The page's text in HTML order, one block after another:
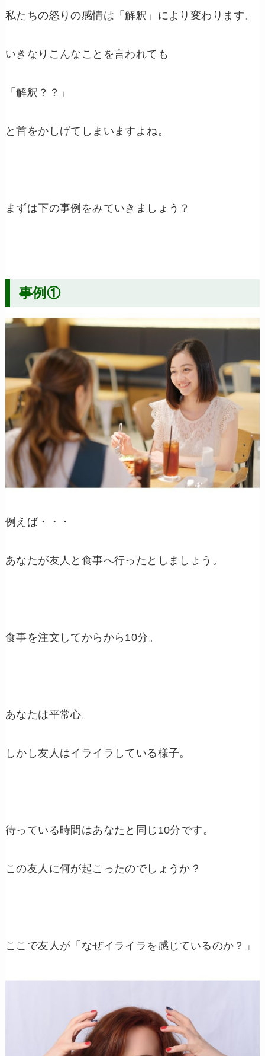
私たちの怒りの感情は「解釈」により変わります。
いきなりこんなことを言われても
「解釈？？」
と首をかしげてしまいますよね。
まずは下の事例をみていきましょう？
事例①
例えば・・・
あなたが友人と食事へ行ったとしましょう。
食事を注文してからから 10分。
あなたは平常心。
しかし友人はイライラしている様子。
待っている時間はあなたと同じ 10分です。
この友人に何が起こったのでしょうか？
ここで友人が「なぜイライラを感じているのか？」